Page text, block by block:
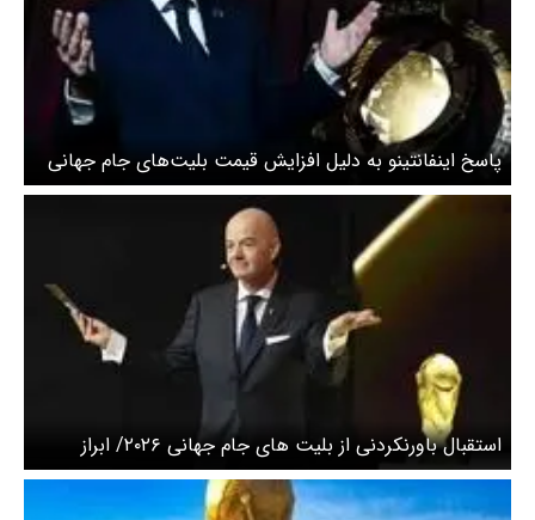
پاسخ اینفانتینو به دلیل افزایش قیمت بلیت‌های جام جهانی
استقبال باورنکردنی از بلیت های جام جهانی ۲۰۲۶/ ابراز
شگفتی اینفانتینو